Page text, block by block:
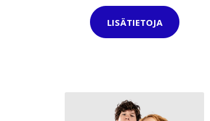
LISÄTIETOJA